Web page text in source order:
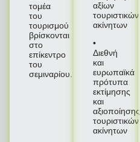
τομέα
του
τουρισμού
βρίσκονται
στο
επίκεντρο
του
σεμιναρίου.
αξίων
τουριστικών
ακίνητων
•
Διεθνή
και
ευρωπαϊκά
πρότυπα
εκτίμησης
και
αξιοποίησης
τουριστικών
ακίνητων